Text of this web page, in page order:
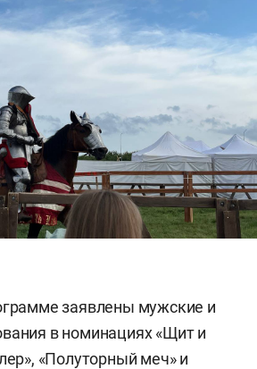
заявлены мужские и
в номинациях «Щит и
«Полуторный меч» и